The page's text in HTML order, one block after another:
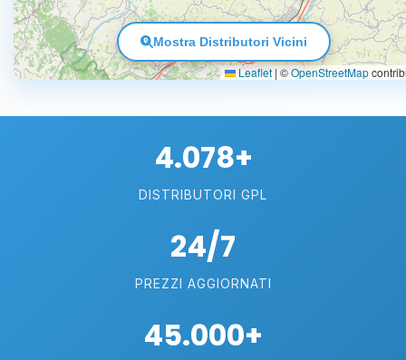
Leaflet | ©OpenStreetMap
Mostra Distributori Vicini
4.078+
DISTRIBUTORI GPL
24/7
PREZZI AGGIORNATI
45.000+